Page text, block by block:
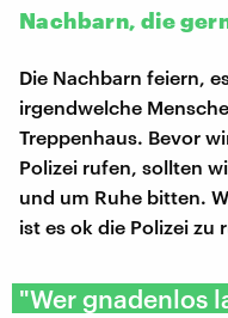
Nachbarn, die
Die Nachbarn feiern,
irgendwelche
Treppenhaus. Bevor
Polizei rufen, sollten
und um Ruhe bitten.
ist es ok die Polizei zu
"Wer gnadenlos